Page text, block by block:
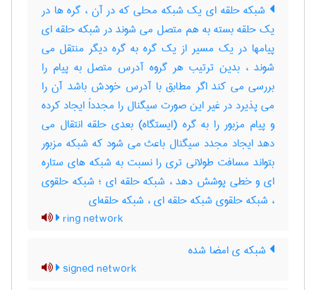
شبکه حلقه ای یک شبکه محلی که در آن ، گره ها در
یک حلقه بسته به هم متصل می شوند در شبکه حلقه ای
پیامها در یک مسیر از یک گره به گره دیگر منتقل می
شوند ، بدین ترتیب هر گروه آدرس متصل به پیام را
بررسی می کند اگر مطابق با آدرس خودش باشد آن را
می پذیرد در غیر این صورت سیگنال را مجدداً ایجاد کرده
و پیام مزبور را به گره (ایستگاه) بعدی حلقه انتقال می
دهد ایجاد مجدد سیگنال باعث می شود که شبکه مزبور
بتواند مسافت طولانی تری را نسبت به شبکه های ستاره
ای و خطی پوشش دهد ، شبکه حلقه ای ؛ شبکه حلقوی
، شبکه حلقوی شبکه حلقه ای ، شبکه حلقه‌ای
ring network
شبکه ی امضا شده
signed network